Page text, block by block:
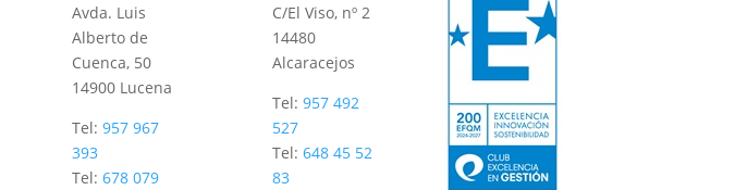
Avda. Luis
Alberto de
Cuenca, 50
14900 Lucena
Tel:957 967
393
Tel:678 079
C/El Viso, nº 2
14480
Alcaracejos
Tel: 957 492
527
Tel: 648 45 52
83